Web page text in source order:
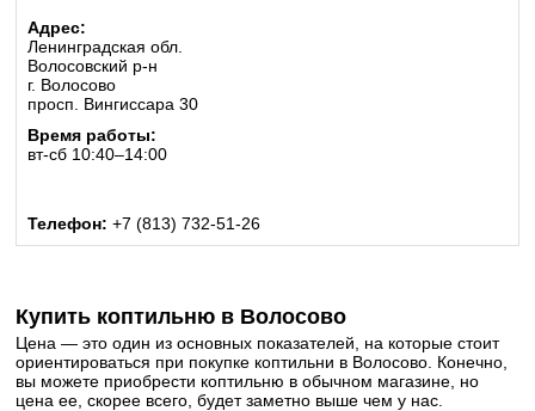
Адрес:
Ленинградская обл.
Волосовский р-н
г. Волосово
просп. Вингиссара 30
Время работы:
вт-сб 10:40–14:00
Телефон: +7 (813) 732-51-26
Купить коптильню в Волосово
Цена — это один из основных показателей, на которые стоит
ориентироваться при покупке коптильни в Волосово. Конечно,
вы можете приобрести коптильню в обычном магазине, но
цена ее, скорее всего, будет заметно выше чем у нас.